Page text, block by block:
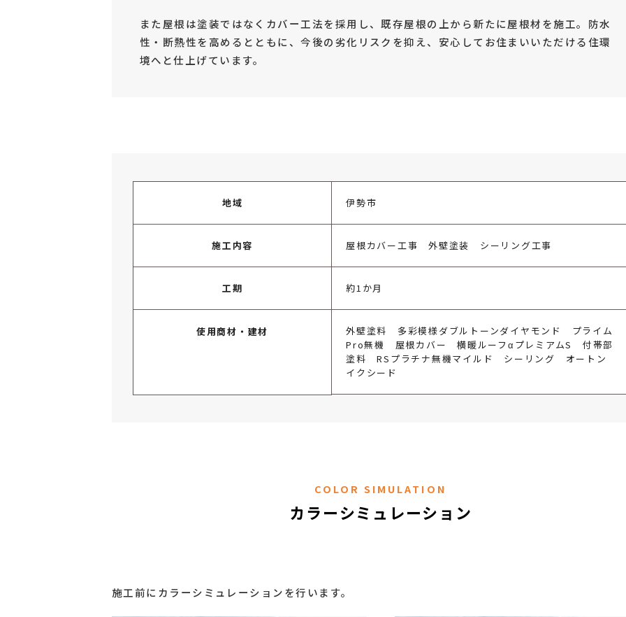
また屋根は塗装ではなくカバー工法を採用し、既存屋根の上から新たに屋根材を施工。防水
性・断熱性を高めるとともに、今後の劣化リスクを抑え、安心してお住まいいただける住環
境へと仕上げています。
地域 伊勢市
施工内容 屋根カバー工事 外壁塗装 シーリング工事
工期 約1か月
使用商材・建材
外壁塗料 多彩模様ダブルトーンダイヤモンド プライム
Pro無機 屋根カバー 横暖ルーフαプレミアムS 付帯部
塗料 RSプラチナ無機マイルド シーリング オートン
イクシード
COLOR SIMULATION
カラーシミュレーション
施工前にカラーシミュレーションを行います。